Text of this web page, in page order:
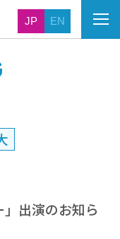
JP EN
出演のお知ら